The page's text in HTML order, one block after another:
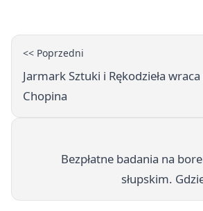
<< Poprzedni
Jarmark Sztuki i Rękodzieła
Chopina
Bezpłatne badania na
słupskim.